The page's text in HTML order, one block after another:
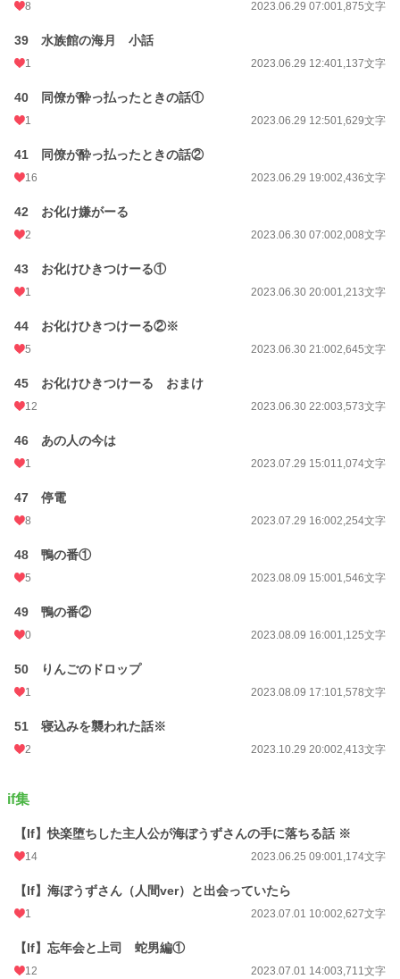
8 2023.06.29 07:001,875文字
39 水族館の海月 小話
1 2023.06.29 12:401,137文字
40 同僚が酔っ払ったときの話①
1 2023.06.29 12:501,629文字
41 同僚が酔っ払ったときの話②
16 2023.06.29 19:002,436文字
42 お化け嫌がーる
2 2023.06.30 07:002,008文字
43 お化けひきつけーる①
1 2023.06.30 20:001,213文字
44 お化けひきつけーる②※
5 2023.06.30 21:002,645文字
45 お化けひきつけーる おまけ
12 2023.06.30 22:003,573文字
46 あの人の今は
1 2023.07.29 15:011,074文字
47 停電
8 2023.07.29 16:002,254文字
48 鴨の番①
5 2023.08.09 15:001,546文字
49 鴨の番②
0 2023.08.09 16:001,125文字
50 りんごのドロップ
1 2023.08.09 17:101,578文字
51 寝込みを襲われた話※
2 2023.10.29 20:002,413文字
if集
【If】快楽堕ちした主人公が海ぼうずさんの手に落ちる話 ※
14 2023.06.25 09:001,174文字
【If】海ぼうずさん（人間ver）と出会っていたら
1 2023.07.01 10:002,627文字
【If】忘年会と上司 蛇男編①
12 2023.07.01 14:003,711文字